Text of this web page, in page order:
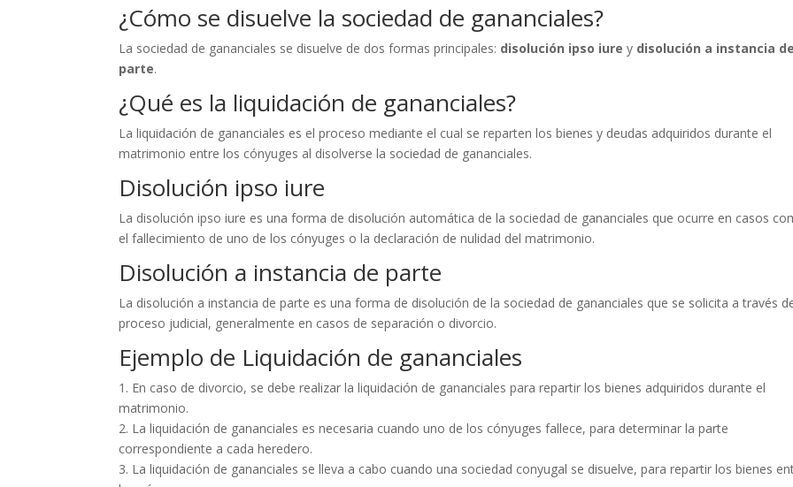
¿Cómo se disuelve la sociedad de gananciales?
La sociedad de gananciales se disuelve de dos formas principales: disolución ipso iure y disolución a instancia de
parte.
¿Qué es la liquidación de gananciales?
La liquidación de gananciales es el proceso mediante el cual se reparten los bienes y deudas adquiridos durante el
matrimonio entre los cónyuges al disolverse la sociedad de gananciales.
Disolución ipso iure
La disolución ipso iure es una forma de disolución automática de la sociedad de gananciales que ocurre en casos
el fallecimiento de uno de los cónyuges o la declaración de nulidad del matrimonio.
Disolución a instancia de parte
La disolución a instancia de parte es una forma de disolución de la sociedad de gananciales que se solicita a través
proceso judicial, generalmente en casos de separación o divorcio.
Ejemplo de Liquidación de gananciales
1. En caso de divorcio, se debe realizar la liquidación de gananciales para repartir los bienes adquiridos durante el
matrimonio.
2. La liquidación de gananciales es necesaria cuando uno de los cónyuges fallece, para determinar la parte
correspondiente a cada heredero.
3. La liquidación de gananciales se lleva a cabo cuando una sociedad conyugal se disuelve, para repartir los bienes